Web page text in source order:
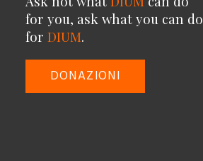
for you, ask what you can do
for DIUM.
DONAZIONI